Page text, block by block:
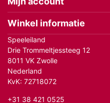
Winkel informatie
Speeleiland
Drie Trommeltjessteeg 12
8011 VK Zwolle
Nederland
KvK: 72718072
+31 38 421 0525